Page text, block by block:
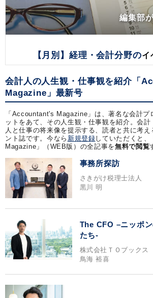
編集部
【月別】経理・会計分野のイ
会計人の人生観・仕事観を紹介「
Magazine」最新号
「Accountant's Magazine」は、著名な会計プ
ットをあて、その人生観・仕事観を紹介。会
人と仕事の将来像を提示する、読者と共に考え
ント誌です。今なら 新規登録していただくと
Magazine」（WEB版）の全記事を無料で閲覧
事務所探訪
さきがけ税理士法人
黒川 明
The CFO –ニッポ
たち-
株式会社ＴＯブックス
鳥海 裕喜